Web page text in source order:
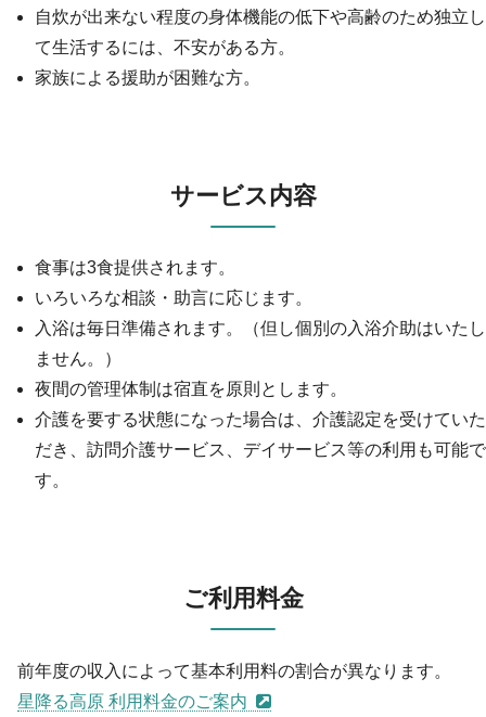
自炊が出来ない程度の身体機能の低下や高齢のため独立し
て生活するには、不安がある方。
家族による援助が困難な方。
サービス内容
食事は3食提供されます。
いろいろな相談・助言に応じます。
入浴は毎日準備されます。（但し個別の入浴介助はいたし
ません。）
夜間の管理体制は宿直を原則とします。
介護を要する状態になった場合は、介護認定を受けていた
だき、訪問介護サービス、デイサービス等の利用も可能で
す。
ご利用料金
前年度の収入によって基本利用料の割合が異なります。
星降る高原 利用料金のご案内